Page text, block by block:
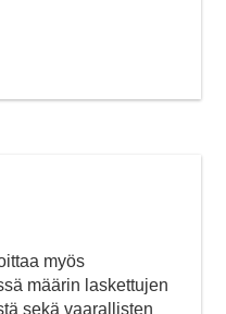
myös
määrin laskettujen
sekä vaarallisten